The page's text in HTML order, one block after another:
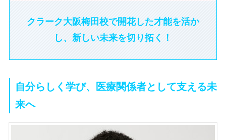
クラーク大阪梅田校で開花した才能を活か
し、新しい未来を切り拓く！
自分らしく学び、医療関係者として支える未
来へ